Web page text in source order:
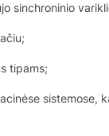
sinchroninio
tipams;
sistemose,